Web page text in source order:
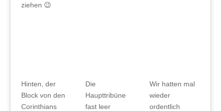
ziehen 😉
Hinten, der
Block von den
Corinthians
Die
Haupttribüne
fast leer
Wir hatten mal
wieder
ordentlich